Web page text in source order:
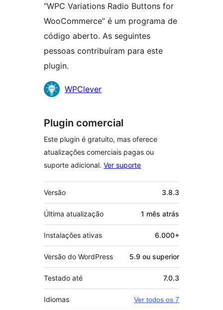
“WPC Variations Radio Buttons for
WooCommerce” é um programa de
código aberto. As seguintes
pessoas contribuíram para este
plugin.
Colaboradores
WPClever
Plugin comercial
Este plugin é gratuito, mas oferece
atualizações comerciais pagas ou
suporte adicional. Ver suporte
Meta
Versão 3.8.3
Última atualização 1 mês atrás
Instalações ativas 6.000+
Versão do WordPress 5.9 ou superior
Testado até 7.0.3
Idiomas Ver todos os 7